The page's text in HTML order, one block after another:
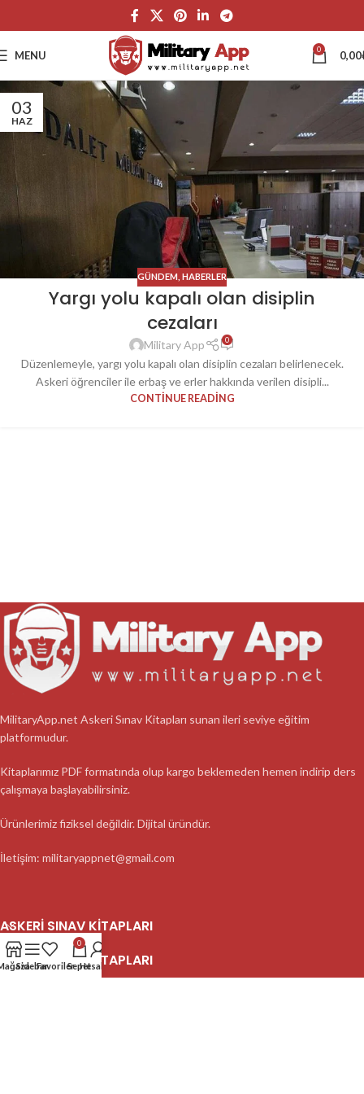
MENU 0 0,00
03
HAZ
GÜNDEM HABERLER
Yargı yolu kapalı olan disiplin
cezaları
Military App 0
Düzenlemeyle, yargı yolu kapalı olan disiplin cezaları belirlenecek.
Askeri öğrenciler ile erbaş ve erler hakkında verilen disipli...
CONTINUE READING
MilitaryApp.net Askeri Sınav Kitapları sunan ileri seviye eğitim
platformudur.
Kitaplarımız PDF formatında olup kargo beklemeden hemen indirip ders
çalışmaya başlayabilirsiniz.
Ürünlerimiz fiziksel değildir. Dijital üründür.
İletişim: militaryappnet@gmail.com
ASKERI SINAV KITAPLARI
ASKERI SINAV KITAPLARI
SidebarFavoriler
0
SepetHesabım